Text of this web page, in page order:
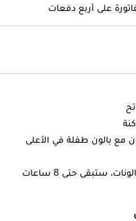
على أربع دفعات
مع بالون طفلة في الأعلى
ستبقى حتى 8 ساعات